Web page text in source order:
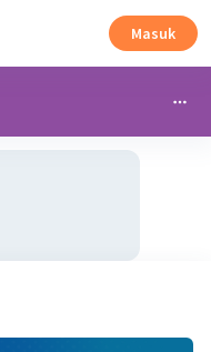
Masuk